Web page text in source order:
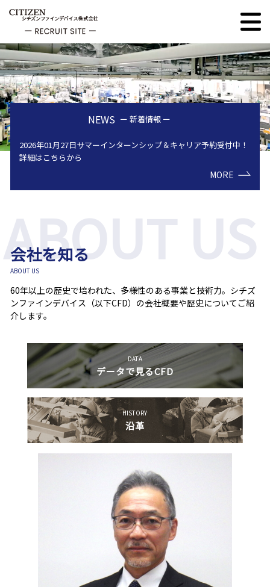
NEWS ー 新着情報 ー
2026年01月27日サマーインターンシップ＆キャリア予約受付中！
詳細はこちらから
MORE
会社を知る
ABOUT US
60年以上の歴史で培われた、多様性のある事業と技術力。 シチズ
ンファインデバイス（以下CFD）の会社概要や歴史についてご紹
介します。
DATA
データで見るCFD
HISTORY
沿革